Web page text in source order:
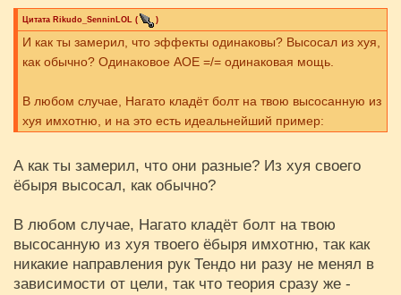
Цитата Rikudo_SenninLOL ( )
И как ты замерил, что эффекты одинаковы? Высосал из хуя,
как обычно? Одинаковое АОЕ =/= одинаковая мощь.
В любом случае, Нагато кладёт болт на твою высосанную из
хуя имхотню, и на это есть идеальнейший пример:
А как ты замерил, что они разные? Из хуя своего
ёбыря высосал, как обычно?
В любом случае, Нагато кладёт болт на твою
высосанную из хуя твоего ёбыря имхотню, так как
никакие направления рук Тендо ни разу не менял в
зависимости от цели, так что теория сразу же -